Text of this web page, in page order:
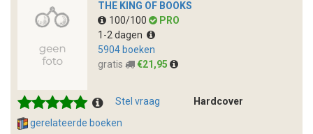
THE KING OF BOOKS
100/100
PRO
1-2 dagen
5904 boeken
gratis
€21,95
Stel vraag
Hardcover
gerelateerde boeken